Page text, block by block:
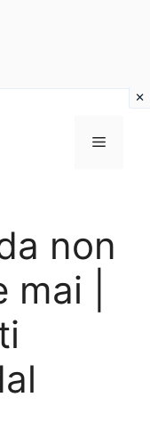
Menu
non
|